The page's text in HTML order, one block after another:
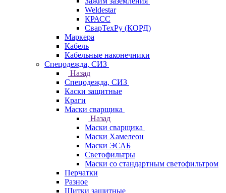
Weldestar
КРАСС
СварТехРу (КОРД)
Маркера
Кабель
Кабельные наконечники
Спецодежда, СИЗ
Назад
Спецодежда, СИЗ
Каски защитные
Краги
Маски сварщика
Назад
Маски сварщика
Маски Хамелеон
Маски ЭСАБ
Светофильтры
Маски со стандартным светофильтром
Перчатки
Разное
Щитки защитные